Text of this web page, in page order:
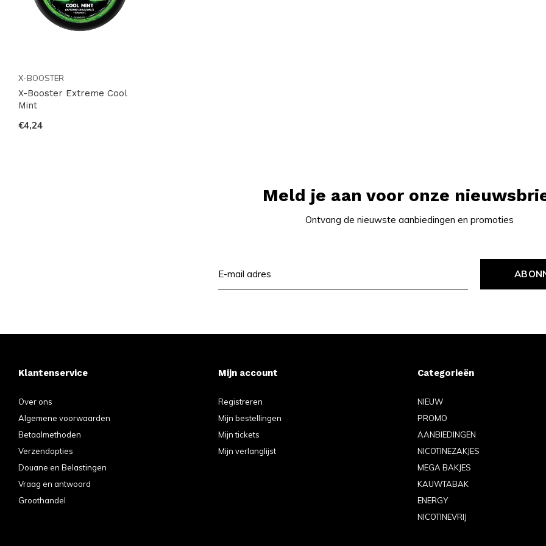
X-BOOSTER
X-Booster Extreme Cool
Mint
€4,24
Meld je aan voor onze
Ontvang de nieuwste aanbiedingen en promoties
Klantenservice
Over ons
Algemene voorwaarden
Betaalmethoden
Verzendopties
Douane en Belastingen
Vraag en antwoord
Groothandel
Mijn account
Registreren
Mijn bestellingen
Mijn tickets
Mijn verlanglijst
Categorieën
NIEUW
PROMO
AANBIEDINGEN
NICOTINEZAKJES
MEGA BAKJES
KAUWTABAK
ENERGY
NICOTINEVRIJ